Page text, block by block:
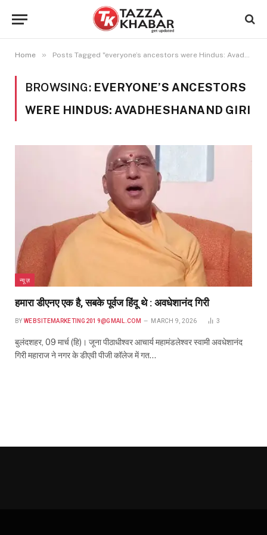
Home » Posts Tagged "everyone’s ancestors were Hindus: Avadheshanand Giri"
BROWSING: EVERYONE’S ANCESTORS
WERE HINDUS: AVADHESHANAND GIRI
न्यूज़
हमारा डीएनए एक है, सबके पूर्वज हिंदू थे : अवधेशानंद गिरी
BY WEBSITEMARKETING2019@GMAIL.COM MARCH 9, 2026 3
बुलंदशहर, 09 मार्च (हि)। जूना पीठाधीश्वर आचार्य महामंडलेश्वर स्वामी अवधेशानंद
गिरी महाराज ने नगर के डीएवी पीजी कॉलेज में गत…